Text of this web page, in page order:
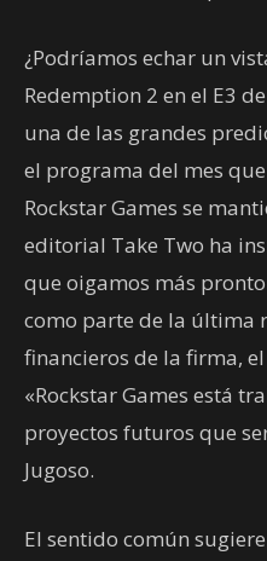
¿Podríamos echar un
Redemption 2 en el E3
una de las grandes
el programa del mes
Rockstar Games se
editorial Take Two ha
que oigamos más
como parte de la última
financieros de la firma,
«Rockstar Games está
proyectos futuros que
Jugoso.
El sentido común